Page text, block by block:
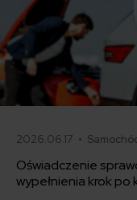
2026.06.17 •
Oświadczenie
wypełnienia krok po